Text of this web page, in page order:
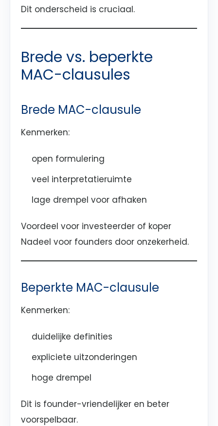
Dit onderscheid is cruciaal.
Brede vs. beperkte
MAC-clausules
Brede MAC-clausule
Kenmerken:
open formulering
veel interpretatieruimte
lage drempel voor afhaken
Voordeel voor investeerder of koper
Nadeel voor founders door onzekerheid.
Beperkte MAC-clausule
Kenmerken:
duidelijke definities
expliciete uitzonderingen
hoge drempel
Dit is founder-vriendelijker en beter
voorspelbaar.